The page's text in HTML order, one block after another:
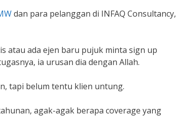
dan para pelanggan di INFAQ Consultancy,
atau ada ejen baru pujuk minta sign up
ia urusan dia dengan Allah.
tapi belum tentu klien untung.
agak-agak berapa coverage yang